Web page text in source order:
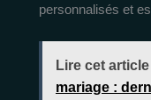
personnalisés et
Lire cet article
mariage :